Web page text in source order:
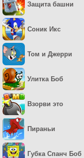
Защита башни
Соник Икс
Том и Джерри
Улитка Боб
Взорви это
Пираньи
Губка Спанч Боб